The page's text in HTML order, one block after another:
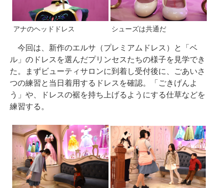
アナのヘッドドレス シューズは共通だ
今回は、新作のエルサ（プレミアムドレス）と「ベ
ル」のドレスを選んだプリンセスたちの様子を見学でき
た。まずビューティサロンに到着し受付後に、ごあいさ
つの練習と当日着用するドレスを確認。「ごきげんよ
う」や、ドレスの裾を持ち上げるようにする仕草などを
練習する。